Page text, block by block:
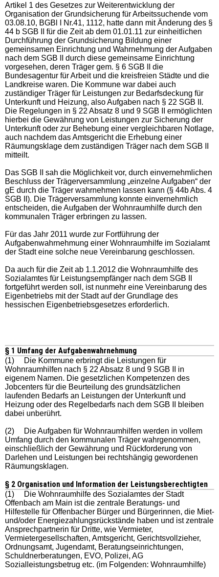
Artikel 1 des Gesetzes zur Weiterentwicklung der
Organisation der Grundsicherung für Arbeitssuchende vom
03.08.10, BGBl I Nr.41, 1112, hatte dann mit Änderung des §
44 b SGB II für die Zeit ab dem 01.01.11 zur einheitlichen
Durchführung der Grundsicherung Bildung einer
gemeinsamen Einrichtung und Wahrnehmung der Aufgaben
nach dem SGB II durch diese gemeinsame Einrichtung
vorgesehen, deren Träger gem. § 6 SGB II die
Bundesagentur für Arbeit und die kreisfreien Städte und die
Landkreise waren. Die Kommune war dabei auch
zuständiger Träger für Leistungen zur Bedarfsdeckung für
Unterkunft und Heizung, also Aufgaben nach § 22 SGB II.
Die Regelungen in § 22 Absatz 8 und 9 SGB II ermöglichten
hierbei die Gewährung von Leistungen zur Sicherung der
Unterkunft oder zur Behebung einer vergleichbaren Notlage,
auch nachdem das Amtsgericht die Erhebung einer
Räumungsklage dem zuständigen Träger nach dem SGB II
mitteilt.
Das SGB II sah die Möglichkeit vor, durch einvernehmlichen
Beschluss der Trägerversammlung „einzelne Aufgaben“ der
gE durch die Träger wahrnehmen lassen kann (§ 44b Abs. 4
SGB II). Die Trägerversammlung konnte einvernehmlich
entscheiden, die Aufgaben der Wohnraumhilfe durch den
kommunalen Träger erbringen zu lassen.
Für das Jahr 2011 wurde zur Fortführung der
Aufgabenwahrnehmung einer Wohnraumhilfe im Sozialamt
der Stadt eine solche neue Vereinbarung geschlossen.
Da auch für die Zeit ab 1.1.2012 die Wohnraumhilfe des
Sozialamtes für Leistungsempfänger nach dem SGB II
fortgeführt werden soll, ist nunmehr eine Vereinbarung des
Eigenbetriebs mit der Stadt auf der Grundlage des
hessischen Eigenbetriebsgesetzes erforderlich.
§ 1 Umfang der Aufgabenwahrnehmung
(1) Die Kommune erbringt die Leistungen für
Wohnraumhilfen nach § 22 Absatz 8 und 9 SGB II in
eigenem Namen. Die gesetzlichen Kompetenzen des
Jobcenters für die Beurteilung des grundsätzlichen
laufenden Bedarfs an Leistungen der Unterkunft und
Heizung oder des Regelbedarfs nach dem SGB II bleiben
dabei unberührt.
(2) Die Aufgaben für Wohnraumhilfen werden in vollem
Umfang durch den kommunalen Träger wahrgenommen,
einschließlich der Gewährung und Rückforderung von
Darlehen und Leistungen bei rechtshängig gewordenen
Räumungsklagen.
§ 2 Organisation und Information der Leistungsberechtigten
(1) Die Wohnraumhilfe des Sozialamtes der Stadt
Offenbach am Main ist die zentrale Beratungs- und
Hilfestelle für Offenbacher Bürger und Bürgerinnen, die Miet-
und/oder Energiezahlungsrückstände haben und ist zentrale
Ansprechpartnerin für Dritte, wie Vermieter,
Vermietergesellschaften, Amtsgericht, Gerichtsvollzieher,
Ordnungsamt, Jugendamt, Beratungseinrichtungen,
Schuldnerberatungen, EVO, Polizei, AG
Sozialleistungsbetrug etc. (im Folgenden: Wohnraumhilfe)